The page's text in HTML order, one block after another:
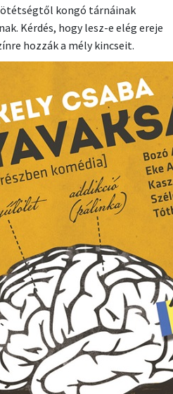
kongó tárnáinak
Kérdés, hogy lesz-e elég ereje
hozzák a mély kincseit.